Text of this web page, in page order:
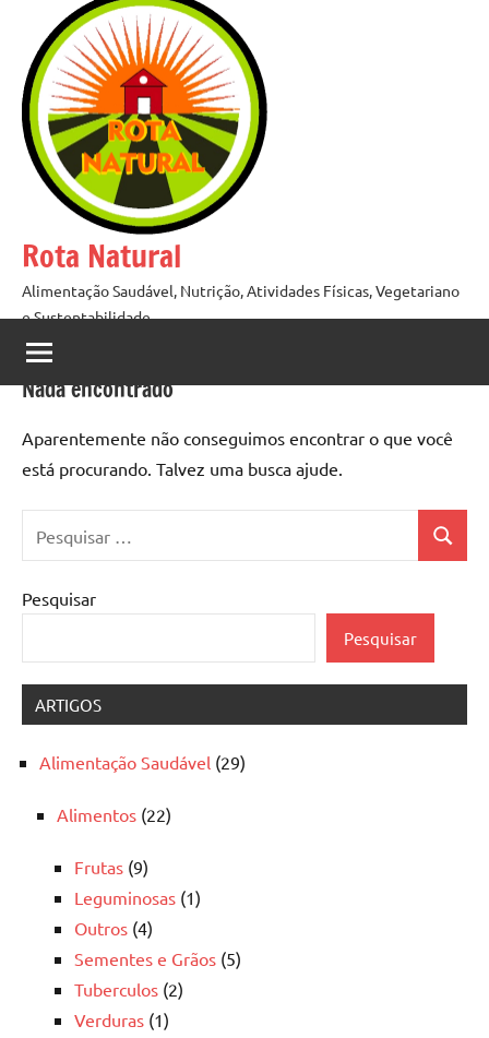
conteúdo
Rota Natural
Alimentação Saudável, Nutrição, Atividades Físicas, Vegetariano
e Sustentabilidade
Nada encontrado
Aparentemente não conseguimos encontrar o que você
está procurando. Talvez uma busca ajude.
por:
Pesquisar
Pesquisar
ARTIGOS
Alimentação Saudável (29)
Alimentos (22)
Frutas (9)
Leguminosas (1)
Outros (4)
Sementes e Grãos (5)
Tuberculos (2)
Verduras (1)